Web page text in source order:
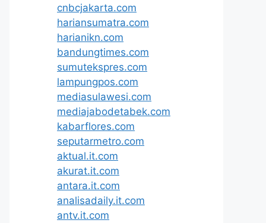
cnbcjakarta.com
hariansumatra.com
harianikn.com
bandungtimes.com
sumutekspres.com
lampungpos.com
mediasulawesi.com
mediajabodetabek.com
kabarflores.com
seputarmetro.com
aktual.it.com
akurat.it.com
antara.it.com
analisadaily.it.com
antv.it.com